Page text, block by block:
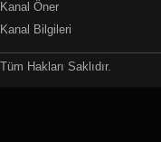
Kanal Öner
Kanal Bilgileri
Hakları Saklıdır.